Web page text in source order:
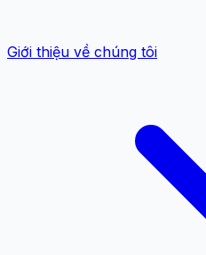
Giới thiệu về chúng tôi